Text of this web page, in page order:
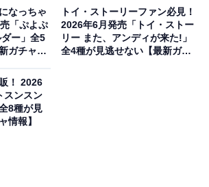
ンアップとなっています。
新ガチ
なっちゃ
「ぷよぷ
ー」全5
ガチャ情
トイ・ストーリーファン必見！
2026年6月発売「トイ・ストー
リー また、アンディが来た!」
全4種が見逃せない【最新ガチ
！ 2026
スンスン
8種が見
情報】